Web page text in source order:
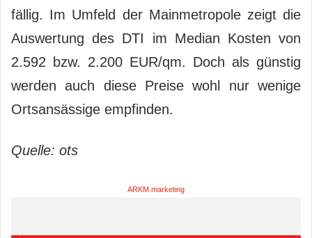
fällig. Im Umfeld der Mainmetropole zeigt die
Auswertung des DTI im Median Kosten von
2.592 bzw. 2.200 EUR/qm. Doch als günstig
werden auch diese Preise wohl nur wenige
Ortsansässige empfinden.
Quelle: ots
ARKM.marketing